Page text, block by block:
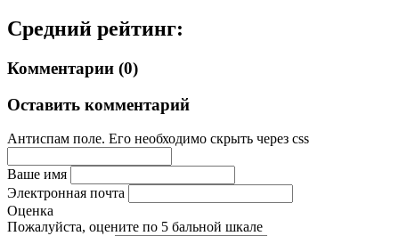
Средний рейтинг:
Комментарии (0)
Оставить комментарий
Антиспам поле. Его необходимо скрыть через css
Ваше имя
Электронная почта
Оценка
Пожалуйста, оцените по 5 бальной шкале